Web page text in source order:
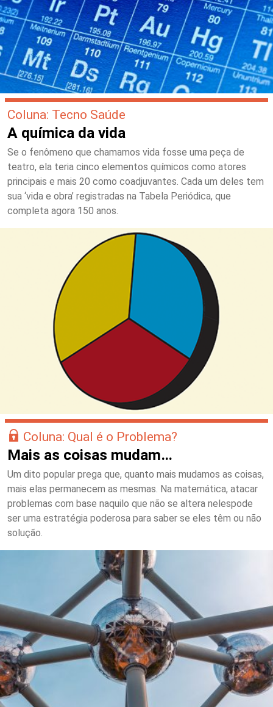
Coluna: Tecno Saúde
A química da vida
Se o fenômeno que chamamos vida fosse uma peça de
teatro, ela teria cinco elementos químicos como atores
principais e mais 20 como coadjuvantes. Cada um deles tem
sua ‘vida e obra’ registradas na Tabela Periódica, que
completa agora 150 anos.
Coluna: Qual é o Problema?
Mais as coisas mudam…
Um dito popular prega que, quanto mais mudamos as coisas,
mais elas permanecem as mesmas. Na matemática, atacar
problemas com base naquilo que não se altera nelespode
ser uma estratégia poderosa para saber se eles têm ou não
solução.